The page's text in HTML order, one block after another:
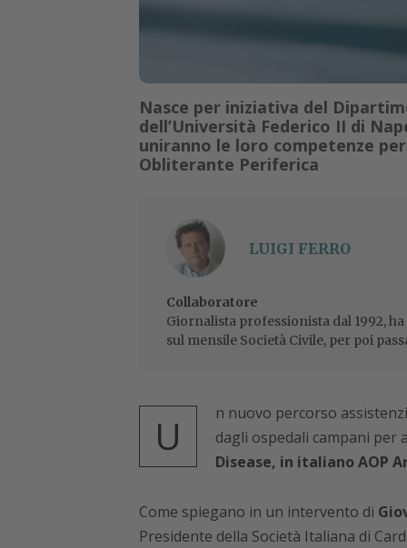
Nasce per iniziativa del
dell’Università Federico II di
uniranno le loro competenze
Obliterante Periferica
LUIGI FERRO
Collaboratore
Giornalista professionista dal 1992,
sul mensile Società Civile, per poi
U
n nuovo percorso
dagli ospedali campani per
Disease, in italiano AOP
Come spiegano in un intervento di
Presidente della Società Italiana di